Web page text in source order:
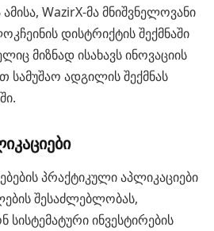
WazirX-მა მნიშვნელოვანი
დისტრიქტის შექმნაში
მიზნად ისახავს ინოვაციის
სამუშაო ადგილის შექმნას
პრაქტიკული აპლიკაციები
შესაძლებლობას,
ინვესტირების